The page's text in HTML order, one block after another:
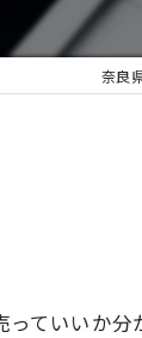
奈良
ていいか